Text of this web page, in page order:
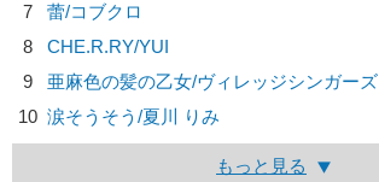
7
蕾/コブクロ
8
CHE.R.RY/YUI
9
亜麻色の髪の乙女/ヴィレッジシンガーズ
10 涙そうそう/夏川 りみ
もっと見る